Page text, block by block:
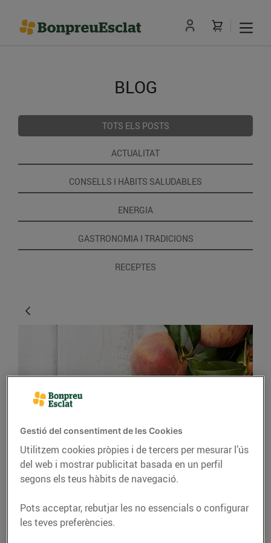
BLOG
TOTS ELS POSTS
ACTUALITAT
CONSELLS I HÀBITS SALUDABLES
ENERGIA
GASTRONOMIA I TRADICIONS
RECEPTES
CONSELLS I HÀBITS SALUDABLES
Temps per a la fruita
25/d’agost/2020
Gestió del consentiment de les Cookies
Utilitzem cookies pròpies i de tercers per mesurar l’ús
del web i mostrar publicitat basada en un perfil
segons els teus hàbits de navegació.
Pots acceptar, rebutjar les no essencials o configurar
les teves preferències.